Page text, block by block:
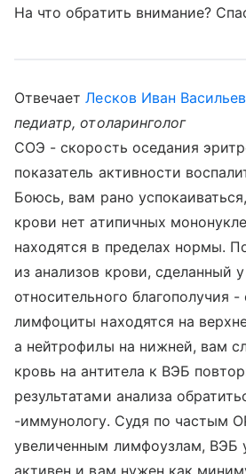
На что обратить внимание?
ОтвечаетЛесков Иван
педиатр, отоларинголог
СОЭ - скорость оседания
показатель активности
Боюсь, вам рано
крови нет атипичных
находятся в пределах нормы.
из анализов крови, сделанный
относительного благополучия
лимфоциты находятся на
а нейтрофилы на нижней, вам
кровь на антитела к ВЭБ
результатами анализа
-иммунологу. Судя по частым
увеличенным лимфоузлам, ВЭБ
активен и вам нужен как